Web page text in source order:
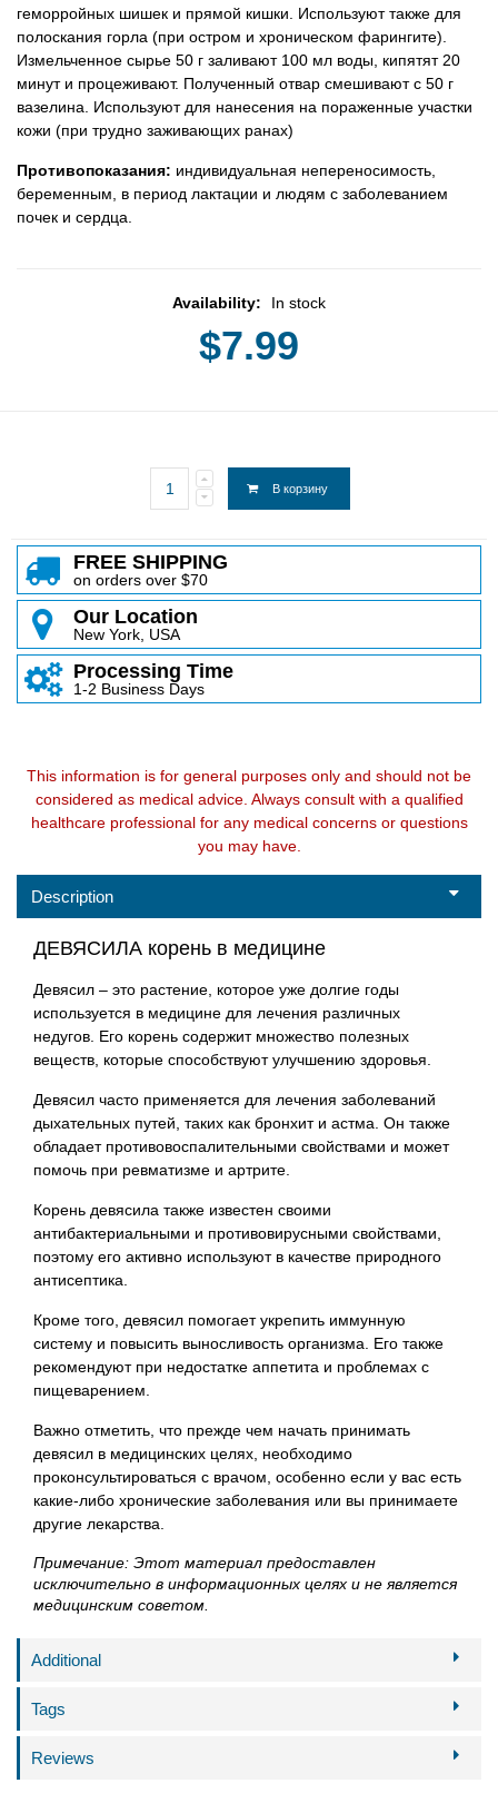
геморройных шишек и прямой кишки. Используют также для
полоскания горла (при остром и хроническом фарингите).
Измельченное сырье 50 г заливают 100 мл воды, кипятят 20
минут и процеживают. Полученный отвар смешивают с 50 г
вазелина. Используют для нанесения на пораженные участки
кожи (при трудно заживающих ранах)
Противопоказания: индивидуальная непереносимость,
беременным, в период лактации и людям с заболеванием
почек и сердца.
Availability: In stock
$7.99
В корзину
FREE SHIPPING
on orders over $70
Our Location
New York, USA
Processing Time
1-2 Business Days
This information is for general purposes only and should not be
considered as medical advice. Always consult with a qualified
healthcare professional for any medical concerns or questions
you may have.
Description
ДЕВЯСИЛА корень в медицине
Девясил – это растение, которое уже долгие годы
используется в медицине для лечения различных
недугов. Его корень содержит множество полезных
веществ, которые способствуют улучшению здоровья.
Девясил часто применяется для лечения заболеваний
дыхательных путей, таких как бронхит и астма. Он также
обладает противовоспалительными свойствами и может
помочь при ревматизме и артрите.
Корень девясила также известен своими
антибактериальными и противовирусными свойствами,
поэтому его активно используют в качестве природного
антисептика.
Кроме того, девясил помогает укрепить иммунную
систему и повысить выносливость организма. Его также
рекомендуют при недостатке аппетита и проблемах с
пищеварением.
Важно отметить, что прежде чем начать принимать
девясил в медицинских целях, необходимо
проконсультироваться с врачом, особенно если у вас есть
какие-либо хронические заболевания или вы принимаете
другие лекарства.
Примечание: Этот материал предоставлен
исключительно в информационных целях и не является
медицинским советом.
Additional
Tags
Reviews